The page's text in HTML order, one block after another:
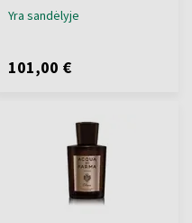
Yra sandėlyje
101,00 €